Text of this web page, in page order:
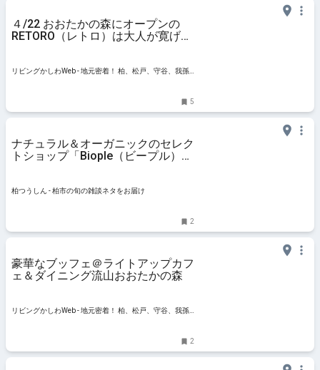
４/22 おおたかの森にオープンの
RETORO（レトロ）は大人が寛げる
リビングかしわWeb - 地元密着！ 柏、松戸、守谷、我孫
5
ナチュラル＆オーガニックのセレク
トショップ「Biople（ビープル）流
つうしん - 千葉県柏市の旬の話題が
柏つうしん - 柏市の旬の雑談ネタをお届け
2
豪華なブッフェ＠ライトアップカフ
ェ＆ダイニング流山おおたかの森
リビングかしわWeb - 地元密着！ 柏、松戸、守谷、我孫
2